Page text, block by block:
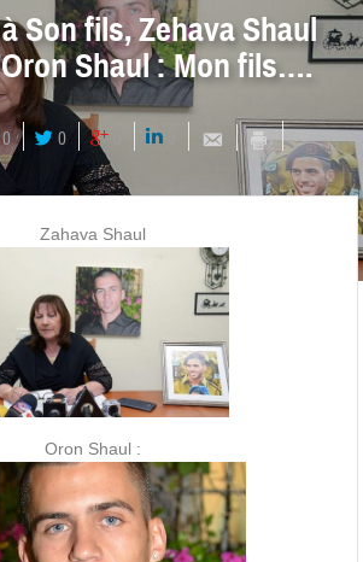
Son fils, Zehava Shaul
Shaul : Mon fils….
0 0
Zahava Shaul
Oron Shaul :